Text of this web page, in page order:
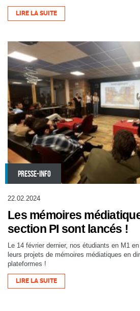
LIRE LA SUITE
PRESSE-INFO
22.02.2024
Les mémoires
section PI sont lancés !
Le 14 février dernier, nos étudiants en M1
leurs projets de mémoires médiatiques en
plateformes !
LIRE LA SUITE